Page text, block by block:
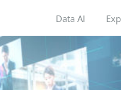
Data AI